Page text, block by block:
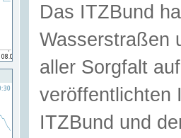
Das ITZBund
Wasserstraßen
aller Sorgfalt
veröffentlichten
ITZBund und